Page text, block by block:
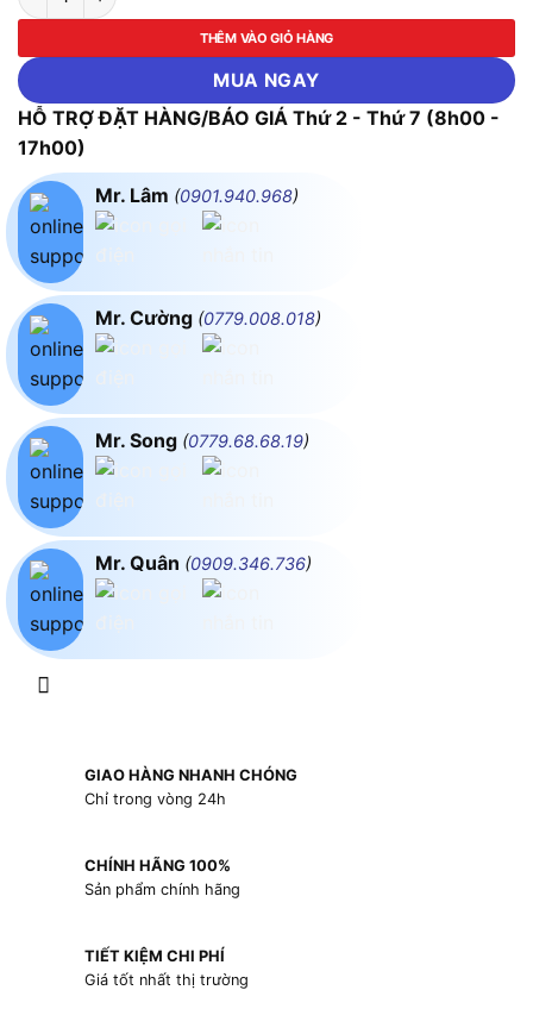
THÊM VÀO GIỎ HÀNG
MUA NGAY
HỖ TRỢ ĐẶT HÀNG/BÁO GIÁ Thứ 2 - Thứ 7 (8h00 -
17h00)
Mr. Lâm (0901.940.968)
Mr. Cường (0779.008.018)
Mr. Song (0779.68.68.19)
Mr. Quân (0909.346.736)
GIAO HÀNG NHANH CHÓNG
Chỉ trong vòng 24h
CHÍNH HÃNG 100%
Sản phẩm chính hãng
TIẾT KIỆM CHI PHÍ
Giá tốt nhất thị trường